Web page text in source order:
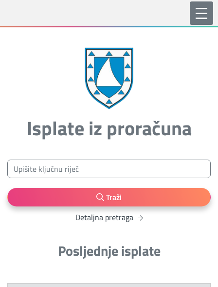
Isplate iz proračuna
Traži
Detaljna pretraga
Posljednje isplate